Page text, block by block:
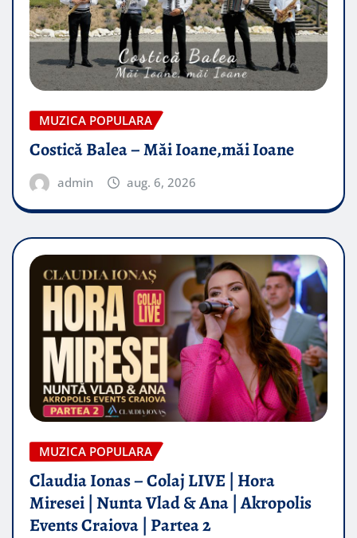
MUZICA POPULARA
Costică Balea – Măi Ioane,măi Ioane
admin aug. 6, 2026
MUZICA POPULARA
Claudia Ionas – Colaj LIVE | Hora
Miresei | Nunta Vlad & Ana | Akropolis
Events Craiova | Partea 2